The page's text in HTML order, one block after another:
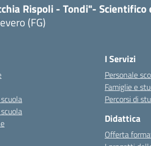
Rispoli - Tondi"- Scientifico
(FG)
I Servizi
Personale
Famiglie e
Percorsi di
Didattica
Offerta